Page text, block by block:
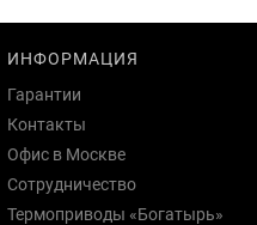
ИНФОРМАЦИЯ
Гарантии
Контакты
Офис в Москве
Сотрудничество
Термоприводы «Богатырь»